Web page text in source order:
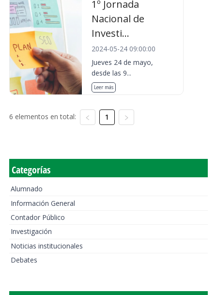
1º Jornada
Nacional de
Investi...
2024-05-24 09:00:00
Jueves 24 de mayo,
desde las 9...
Leer más
6 elementos en total: 1
Categorías
Alumnado
Información General
Contador Público
Investigación
Noticias institucionales
Debates